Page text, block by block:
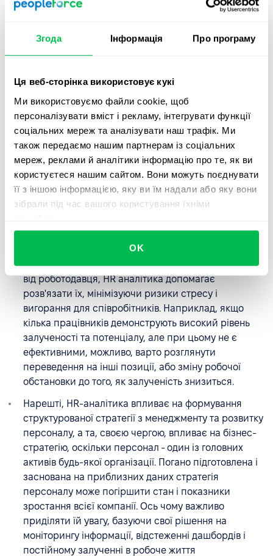
Згода Інформація Про програму
Ця веб-сторінка використовує кукі
Ми використовуємо файли cookie, щоб
персоналізувати вміст і рекламу, інтегрувати функції
соціальних мереж та аналізувати наш трафік. Ми
також передаємо нашим партнерам із соціальних
мереж, реклами й аналітики інформацію про те, як ви
користуєтеся нашим сайтом. Вони можуть поєднувати
її з іншою інформацією, яку ви їм надали або яку вони
зібрали під час вашого користування їхніми
OK
аналітики на бізнес-процеси є професійний підхід до
ухвалення бізнес-рішень.
використання талантів кожного співробітника та
розкриття його потенціалу, що своєю чергою
впливає на ефективність загальної роботи.
Якщо в команді існують "блокери", які
перешкоджають органічному розвитку персоналу,
їх набагато простіше виявити за допомогою
аналітики.
Динаміка показників допомагає забезпечити
життєвого шляху співробітника в компанії.
Якщо проблема або перешкода роботі не залежить
від роботодавця, HR аналітика допомагає
розв'язати їх, мінімізуючи ризики стресу і
вигорання для співробітників. Наприклад, якщо
кілька працівників демонструють високий рівень
залученості та потенціалу, але при цьому не є
ефективними, можливо, варто розглянути
переведення на інші позиції, або зміну робочої
обстановки до того, як залученість знизиться.
Нарешті, HR-аналітика впливає на формування
структурованої стратегії з менеджменту та розвитку
персоналу, а та, своєю чергою, впливає на бізнес-
стратегію, оскільки персонал - один із головних
активів будь-якої організації. Погано підготовлена і
заснована на приблизних даних стратегія
персоналу може погіршити стан і показники
зростання всієї компанії. Ось чому важливо
приділяти їй увагу, базуючи свої рішення на
моніторингу інформації, відстеженні дашбордів і
постійному залученні в робоче життя